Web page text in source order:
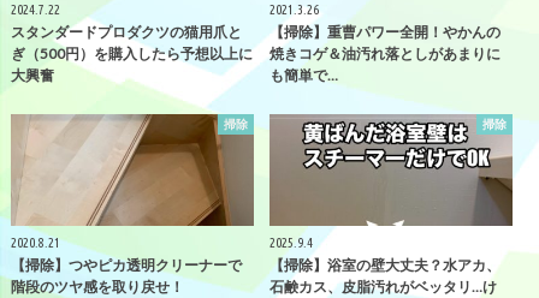
2024.7.22
スタンダードプロダクツの猫用爪と
ぎ（500円）を購入したら予想以上に
大興奮
2021.3.26
【掃除】重曹パワー全開！やかんの
焼きコゲ＆油汚れ落としがあまりに
も簡単で…
掃除
2020.8.21
【掃除】つやピカ透明クリーナーで
階段のツヤ感を取り戻せ！
掃除
2025.9.4
【掃除】浴室の壁大丈夫？水アカ、
石鹸カス、皮脂汚れがベッタリ…け